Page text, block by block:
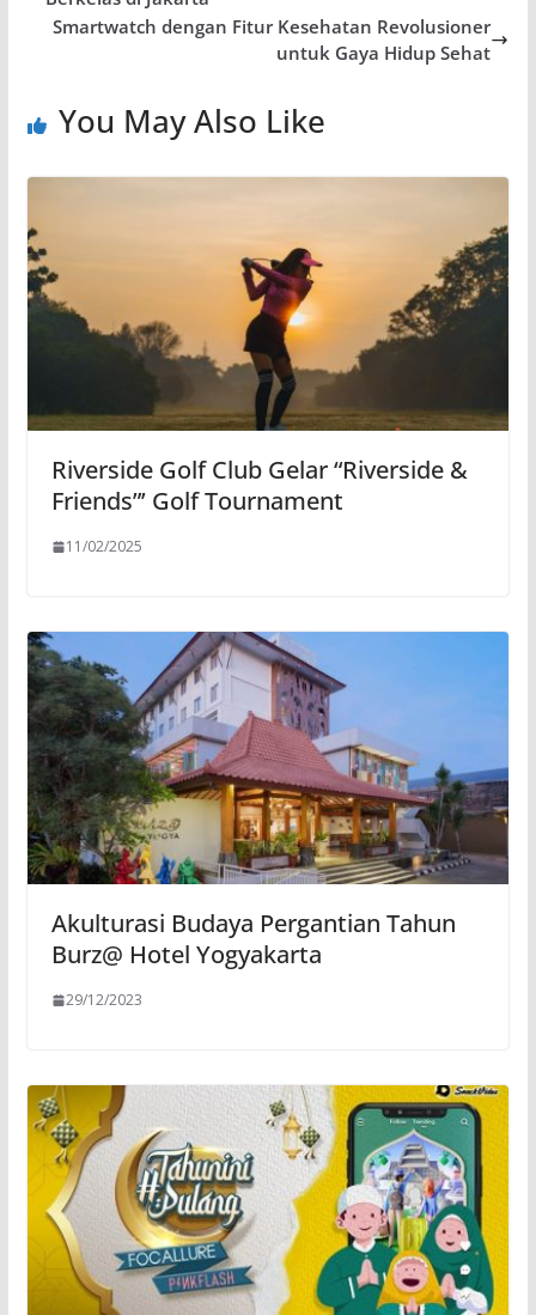
Smartwatch dengan Fitur Kesehatan Revolusioner
untuk Gaya Hidup Sehat
You May Also Like
Riverside Golf Club Gelar “Riverside &
Friends”’ Golf Tournament
11/02/2025
Akulturasi Budaya Pergantian Tahun
Burz@ Hotel Yogyakarta
29/12/2023